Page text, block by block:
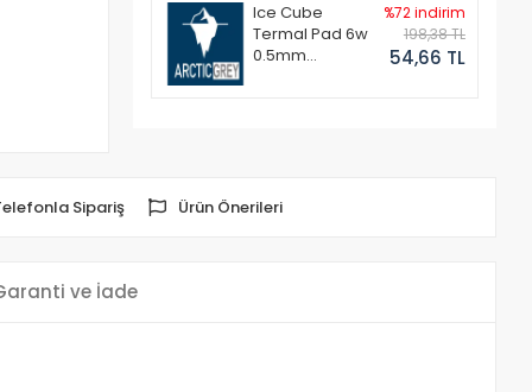
Ice Cube
Termal Pad 6w
0.5mm
%72 indirim
198,38 TL
54,66 TL
Sipariş Ürün Önerileri
ve İade